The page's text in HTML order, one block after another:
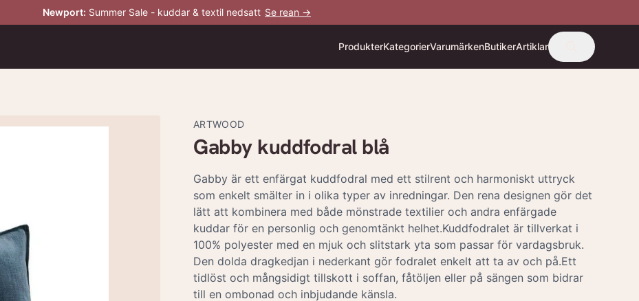
Newport: Summer Sale - kuddar & textil nedsatt Se rean →
ProdukterKategorierVarumärkenButikerArtiklar
ARTWOOD
Gabby kuddfodral blå
Gabby är ett enfärgat kuddfodral med ett stilrent och harmoniskt uttryck
som enkelt smälter in i olika typer av inredningar. Den rena designen gör det
lätt att kombinera med både mönstrade textilier och andra enfärgade
kuddar för en personlig och genomtänkt helhet.Kuddfodralet är tillverkat i
100% polyester med en mjuk och slitstark yta som passar för vardagsbruk.
Den dolda dragkedjan i nederkant gör fodralet enkelt att ta av och på.Ett
tidlöst och mångsidigt tillskott i soffan, fåtöljen eller på sängen som bidrar
till en ombonad och inbjudande känsla.